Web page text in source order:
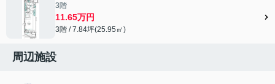
3階
11.65万円
3階 / 7.84坪(25.95㎡)
周辺施設